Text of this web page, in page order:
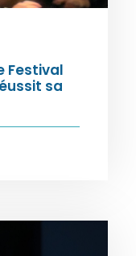
Festival
sa